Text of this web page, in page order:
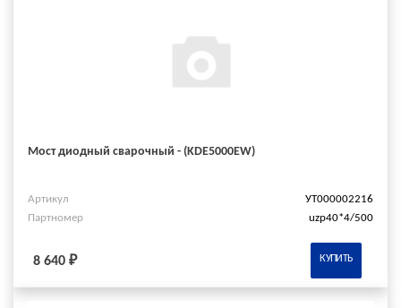
Мост диодный сварочный - (KDE5000EW)
Артикул
УТ000002216
Партномер
uzp40*4/500
8 640 ₽ КУПИТЬ